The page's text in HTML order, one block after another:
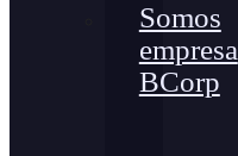
Somos
empresa
BCorp